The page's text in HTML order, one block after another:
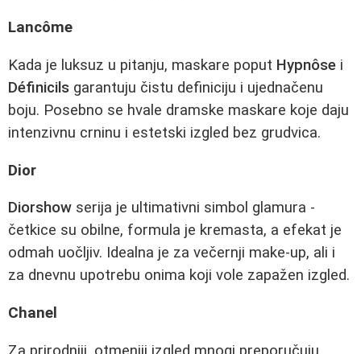
Lancôme
Kada je luksuz u pitanju, maskare poput Hypnôse i
Définicils garantuju čistu definiciju i ujednačenu
boju. Posebno se hvale dramske maskare koje daju
intenzivnu crninu i estetski izgled bez grudvica.
Dior
Diorshow serija je ultimativni simbol glamura -
četkice su obilne, formula je kremasta, a efekat je
odmah uočljiv. Idealna je za večernji make‑up, ali i
za dnevnu upotrebu onima koji vole zapažen izgled.
Chanel